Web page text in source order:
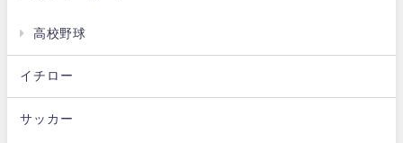
高校野球
イチロー
サッカー